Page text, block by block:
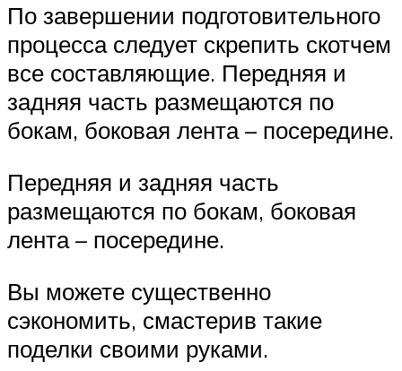
По завершении подготовительного
процесса следует скрепить скотчем
все составляющие. Передняя и
задняя часть размещаются по
бокам, боковая лента – посередине.
Передняя и задняя часть
размещаются по бокам, боковая
лента – посередине.
Вы можете существенно
сэкономить, смастерив такие
поделки своими руками.